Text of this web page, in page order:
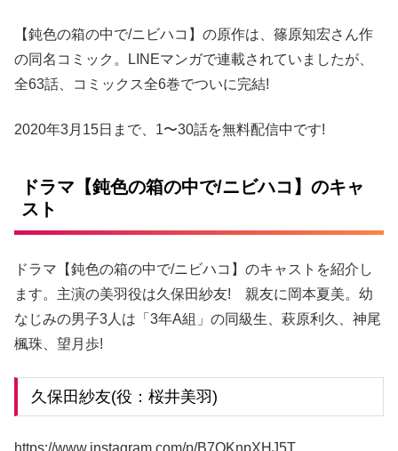
【鈍色の箱の中で/ニビハコ】の原作は、篠原知宏さん作
の同名コミック。LINEマンガで連載されていましたが、
全63話、コミックス全6巻でついに完結!
2020年3月15日まで、1〜30話を無料配信中です!
ドラマ【鈍色の箱の中で/ニビハコ】のキャ
スト
ドラマ【鈍色の箱の中で/ニビハコ】のキャストを紹介し
ます。主演の美羽役は久保田紗友! 親友に岡本夏美。幼
なじみの男子3人は「3年A組」の同級生、萩原利久、神尾
楓珠、望月歩!
久保田紗友(役：桜井美羽)